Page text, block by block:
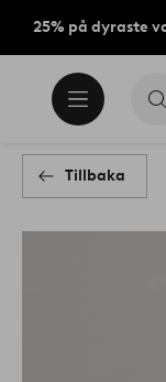
25% på dyraste
Tillbaka